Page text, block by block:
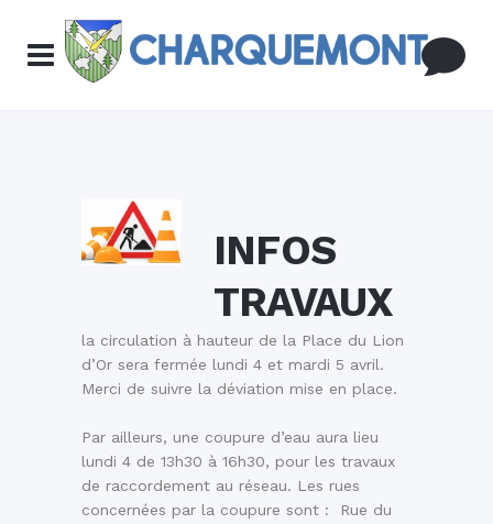
INFOS
TRAVAUX
la circulation à hauteur de la Place du Lion
d’Or sera fermée lundi 4 et mardi 5 avril.
Merci de suivre la déviation mise en place.
Par ailleurs, une coupure d’eau aura lieu
lundi 4 de 13h30 à 16h30, pour les travaux
de raccordement au réseau. Les rues
concernées par la coupure sont : Rue du